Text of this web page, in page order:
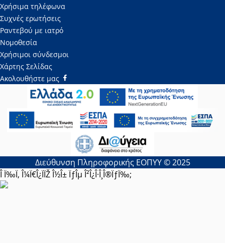
Χρήσιμα τηλέφωνα
Συχνές ερωτήσεις
Ραντεβού με ιατρό
Νομοθεσία
Χρήσιμοι σύνδεσμοι
Χάρτης Σελίδας
Ακολουθήστε μας
Διεύθυνση Πληροφορικής ΕΟΠΥΥ © 2025
Î Ï‰Ï‚ Î¼Ï€Î¿ÏÏŽ Î½Î± ÏƒÎµ Î²Î¿Î·Î¸Î®ÏƒÏ‰;